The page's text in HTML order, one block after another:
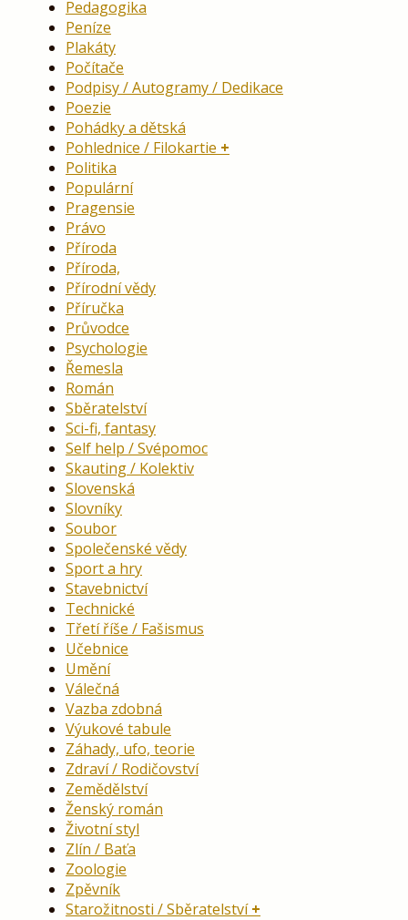
Pedagogika
Peníze
Plakáty
Počítače
Podpisy / Autogramy / Dedikace
Poezie
Pohádky a dětská
Pohlednice / Filokartie
Politika
Populární
Pragensie
Právo
Příroda
Příroda,
Přírodní vědy
Příručka
Průvodce
Psychologie
Řemesla
Román
Sběratelství
Sci-fi, fantasy
Self help / Svépomoc
Skauting / Kolektiv
Slovenská
Slovníky
Soubor
Společenské vědy
Sport a hry
Stavebnictví
Technické
Třetí říše / Fašismus
Učebnice
Umění
Válečná
Vazba zdobná
Výukové tabule
Záhady, ufo, teorie
Zdraví / Rodičovství
Zemědělství
Ženský román
Životní styl
Zlín / Baťa
Zoologie
Zpěvník
Starožitnosti / Sběratelství